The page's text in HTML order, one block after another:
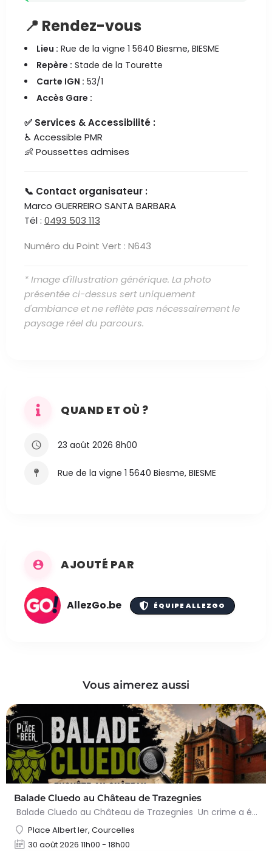
📍 Rendez-vous
Lieu : Rue de la vigne 1 5640 Biesme, BIESME
Repère : Stade de la Tourette
Carte IGN : 53/1
Accès Gare :
✅ Services & Accessibilité :
♿ Accessible PMR
👶 Poussettes admises
📞 Contact organisateur :
Marco GUERREIRO SANTA BARBARA
Tél : 0493 503 113
Numéro du Point Vert : N643
* Image d'illustration générique. La photo
présentée ci-dessus sert uniquement
d'ambiance et ne reflète pas nécessairement le
paysage réel du parcours.
QUAND ET OÙ ?
23 août 2026 8h00
Rue de la vigne 1 5640 Biesme, BIESME
AJOUTÉ PAR
AllezGo.be ÉQUIPE ALLEZGO
Vous aimerez aussi
Balade Cluedo au Château de Trazegnies
Balade Cluedo au Château de Trazegnies Un crime a été commis au Château de Trazegnies… À vous de résoudre…
Place Albert Ier, Courcelles
30 août 2026 11h00 - 18h00